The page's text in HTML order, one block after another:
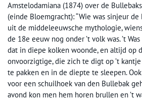
Amstelodamiana (1874) over de
(einde Bloemgracht): “Wie was sinjeur
uit de middeleeuwsche mythologie,
de 18e eeuw nog onder ’t volk was. ’t
dat in diepe kolken woonde, en altijd op
onvoorzigtige, die zich te digt op ’t
te pakken en in de diepte te sleepen.
voor een schuilhoek van den Bullebak
avond kon men hem horen brullen en ’t